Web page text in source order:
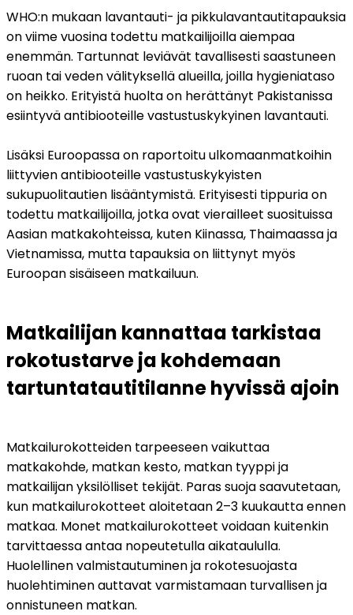
WHO:n mukaan lavantauti- ja pikkulavantautitapauksia
on viime vuosina todettu matkailijoilla aiempaa
enemmän. Tartunnat leviävät tavallisesti saastuneen
ruoan tai veden välityksellä alueilla, joilla hygieniataso
on heikko. Erityistä huolta on herättänyt Pakistanissa
esiintyvä antibiooteille vastustuskykyinen lavantauti.
Lisäksi Euroopassa on raportoitu ulkomaanmatkoihin
liittyvien antibiooteille vastustuskykyisten
sukupuolitautien lisääntymistä. Erityisesti tippuria on
todettu matkailijoilla, jotka ovat vierailleet suosituissa
Aasian matkakohteissa, kuten Kiinassa, Thaimaassa ja
Vietnamissa, mutta tapauksia on liittynyt myös
Euroopan sisäiseen matkailuun.
Matkailijan kannattaa tarkistaa
rokotustarve ja kohdemaan
tartuntatautitilanne hyvissä ajoin
Matkailurokotteiden tarpeeseen vaikuttaa
matkakohde, matkan kesto, matkan tyyppi ja
matkailijan yksilölliset tekijät. Paras suoja saavutetaan,
kun matkailurokotteet aloitetaan 2–3 kuukautta ennen
matkaa. Monet matkailurokotteet voidaan kuitenkin
tarvittaessa antaa nopeutetulla aikataululla.
Huolellinen valmistautuminen ja rokotesuojasta
huolehtiminen auttavat varmistamaan turvallisen ja
onnistuneen matkan.